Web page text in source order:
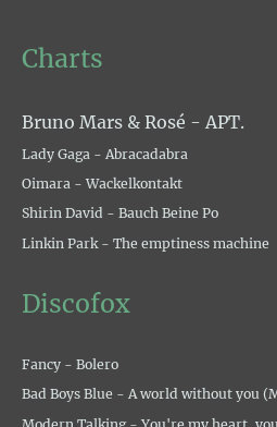
Charts
Bruno Mars & Rosé - APT.
Lady Gaga - Abracadabra
Oimara - Wackelkontakt
Shirin David - Bauch Beine Po
Linkin Park - The emptiness machine
Discofox
Fancy - Bolero
Bad Boys Blue - A world without you